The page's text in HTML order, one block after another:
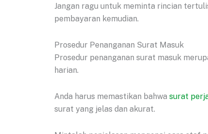
Jangan ragu untuk meminta rincian
pembayaran kemudian.
Prosedur Penanganan Surat Masuk
Prosedur penanganan surat masuk
harian.
Anda harus memastikan bahwa surat
surat yang jelas dan akurat.